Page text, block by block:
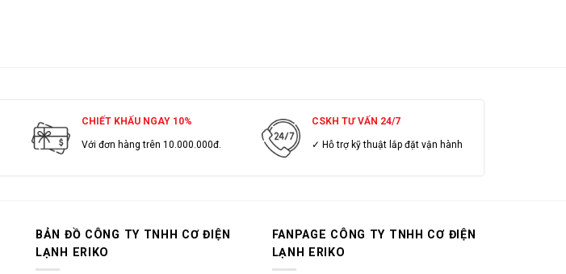
CHIẾT KHẤU NGAY 10%
Với đơn hàng trên 10.000.000đ.
CSKH TƯ VẤN 24/7
✓ Hỗ trợ kỹ thuật lắp đặt vận hành
BẢN ĐỒ CÔNG TY TNHH CƠ ĐIỆN
LẠNH ERIKO
FANPAGE CÔNG TY TNHH CƠ ĐIỆN
LẠNH ERIKO